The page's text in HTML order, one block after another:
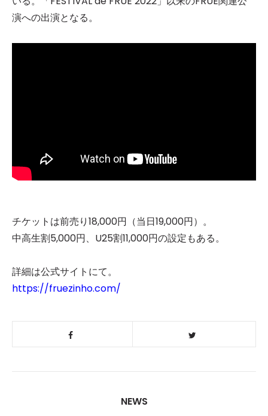
演への出演となる。
チケットは前売り18,000円（当日19,000円）。
中高生割5,000円、U25割11,000円の設定もある。
詳細は公式サイトにて。
https://fruezinho.com/
NEWS